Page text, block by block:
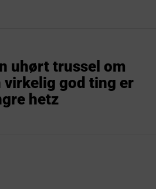
uhørt trussel om
virkelig god ting er
hetz